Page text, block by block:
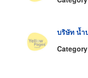
บริษัท น้ำ